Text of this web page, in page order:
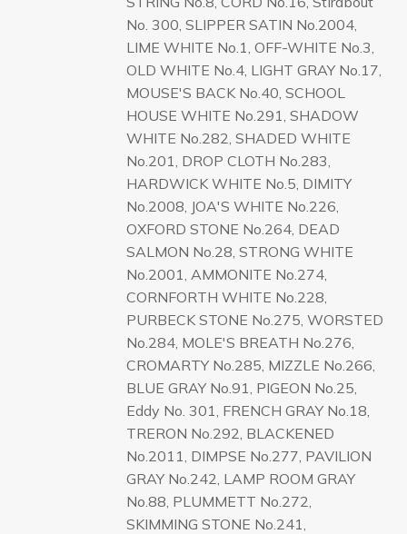
No. 300, SLIPPER SATIN No.2004,
LIME WHITE No.1, OFF-WHITE No.3,
OLD WHITE No.4, LIGHT GRAY No.17,
MOUSE'S BACK No.40, SCHOOL
HOUSE WHITE No.291, SHADOW
WHITE No.282, SHADED WHITE
No.201, DROP CLOTH No.283,
HARDWICK WHITE No.5, DIMITY
No.2008, JOA'S WHITE No.226,
OXFORD STONE No.264, DEAD
SALMON No.28, STRONG WHITE
No.2001, AMMONITE No.274,
CORNFORTH WHITE No.228,
PURBECK STONE No.275, WORSTED
No.284, MOLE'S BREATH No.276,
CROMARTY No.285, MIZZLE No.266,
BLUE GRAY No.91, PIGEON No.25,
Eddy No. 301, FRENCH GRAY No.18,
TRERON No.292, BLACKENED
No.2011, DIMPSE No.277, PAVILION
GRAY No.242, LAMP ROOM GRAY
No.88, PLUMMETT No.272,
SKIMMING STONE No.241,